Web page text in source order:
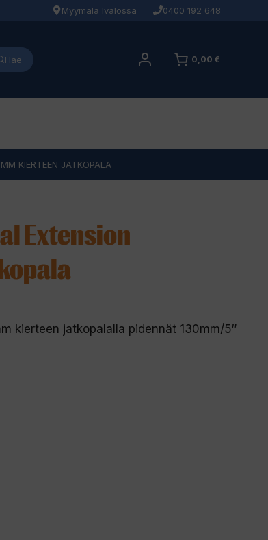
Myymälä Ivalossa 0400 192 648
Hae 0,00 €
KIERTEEN JATKOPALA
Extension
kierteen jatkopalalla pidennät 130mm/5″